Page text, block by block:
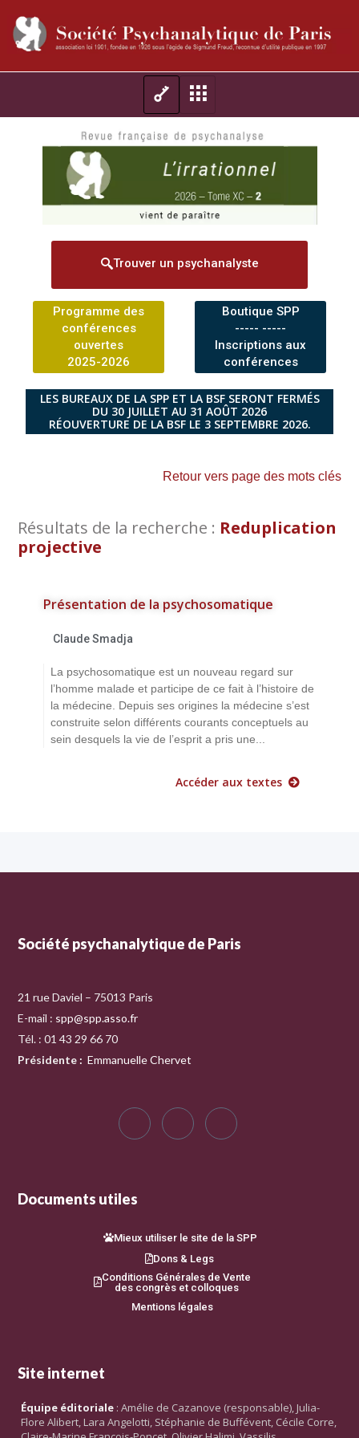
Trouver un psychanalyste
Programme des
conférences
ouvertes
2025-2026
Boutique SPP
----- -----
Inscriptions aux
conférences
LES BUREAUX DE LA SPP ET LA BSF SERONT FERMÉS
DU 30 JUILLET AU 31 AOÛT 2026
RÉOUVERTURE DE LA BSF LE 3 SEPTEMBRE 2026.
Retour vers page des mots clés
Résultats de la recherche : Reduplication
projective
Présentation de la psychosomatique
Claude Smadja
La psychosomatique est un nouveau regard sur
l’homme malade et participe de ce fait à l’histoire de
la médecine. Depuis ses origines la médecine s’est
construite selon différents courants conceptuels au
sein desquels la vie de l’esprit a pris une...
Accéder aux textes
Société psychanalytique de Paris
21 rue Daviel – 75013 Paris
E-mail : spp@spp.asso.fr
Tél. : 01 43 29 66 70
Présidente : Emmanuelle Chervet
Documents utiles
Mieux utiliser le site de la SPP
Dons & Legs
Conditions Générales de Vente
des congrès et colloques
Mentions légales
Site internet
Équipe éditoriale : Amélie de Cazanove (responsable), Julia-
Flore Alibert, Lara Angelotti, Stéphanie de Buffévent, Cécile Corre,